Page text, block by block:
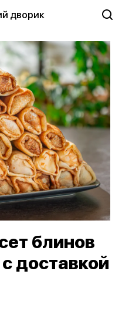
дворик
блинов
доставкой